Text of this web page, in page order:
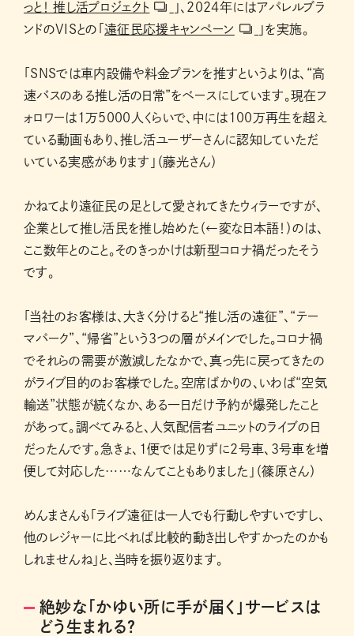
っと！ 推し活プロジェクト
」、2024年にはアパレルブラ
ンドのVISとの「遠征民応援キャンペーン 」を実施。
「SNSでは車内設備や料金プランを推すというよりは、“高
速バスのある推し活の日常”をベースにしています。現在フ
ォロワーは1万5000人くらいで、中には100万再生を超え
ている動画もあり、推し活ユーザーさんに認知していただ
いている実感があります」（藤光さん）
かねてより遠征民の足として愛されてきたウィラーですが、
企業として推し活民を推し始めた（←変な日本語！）のは、
ここ数年とのこと。そのきっかけは新型コロナ禍だったそう
です。
「当社のお客様は、大きく分けると“推し活の遠征”、“テー
マパーク”、“帰省”という3つの層がメインでした。コロナ禍
でそれらの需要が激減したなかで、真っ先に戻ってきたの
がライブ目的のお客様でした。空席ばかりの、いわば“空気
輸送”状態が続くなか、ある一日だけ予約が爆発したこと
があって。調べてみると、人気配信者ユニットのライブの日
だったんです。急きょ、1便では足りずに2号車、3号車を増
便して対応した……なんてこともありました」（篠原さん）
めんまさんも「ライブ遠征は一人でも行動しやすいですし、
他のレジャーに比べれば比較的動き出しやすかったのかも
しれませんね」と、当時を振り返ります。
絶妙な「かゆい所に手が届く」サービスは
どう生まれる？